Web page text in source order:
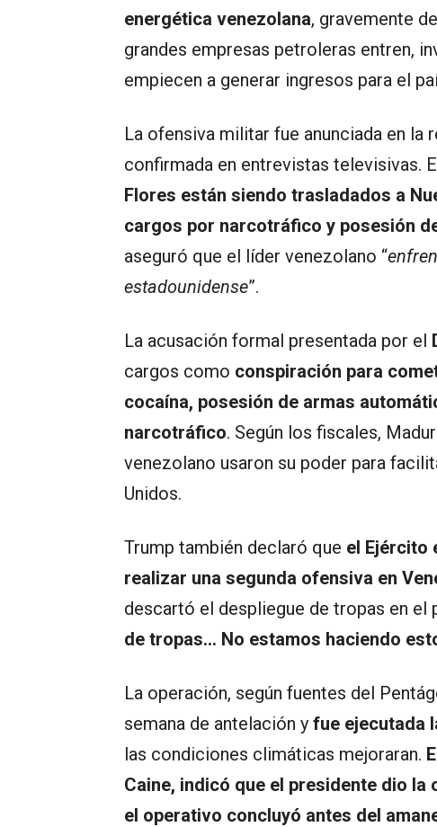
energética venezolana, gravemente
grandes empresas petroleras entren,
empiecen a generar ingresos para el
La ofensiva militar fue anunciada en
confirmada en entrevistas televisivas.
Flores están siendo trasladados a
cargos por narcotráfico y posesión
aseguró que el líder venezolano “
estadounidense”.
La acusación formal presentada por el
cargos como conspiración para
cocaína, posesión de armas
narcotráfico. Según los fiscales,
venezolano usaron su poder para
Unidos.
Trump también declaró que el Ejército
realizar una segunda ofensiva en
descartó el despliegue de tropas en el
de tropas… No estamos haciendo
La operación, según fuentes del
semana de antelación y fue ejecutada
las condiciones climáticas mejoraran.
Caine, indicó que el presidente dio
el operativo concluyó antes del